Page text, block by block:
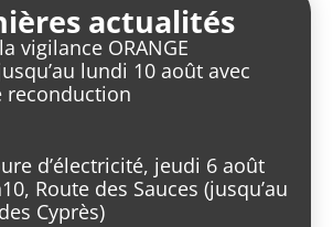
actualités
vigilance ORANGE
lundi 10 août avec
reconduction
d’électricité, jeudi 6 août
Route des Sauces (jusqu’au
Cyprès)